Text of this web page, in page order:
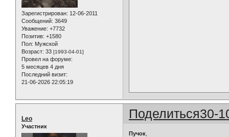
Зарегистрирован: 12-06-2011
Сообщений: 3649
Уважение: +7732
Позитив: +1580
Пол: Мужской
Возраст: 33 [1993-04-01]
Провел на форуме:
5 месяцев 4 дня
Последний визит:
21-06-2026 22:05:19
Поделиться30-
Leo
Участник
Пучок